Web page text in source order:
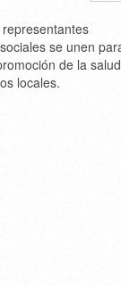
se unen
de la salud
locales.